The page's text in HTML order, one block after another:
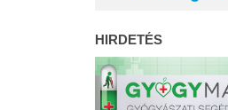
HIRDETÉS